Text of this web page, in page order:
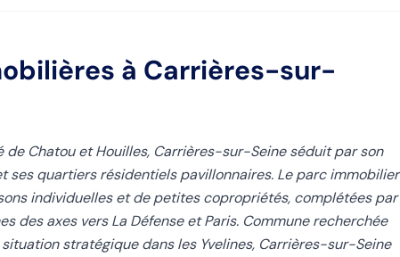
à Carrières-sur-
de Chatou et Houilles, Carrières-sur-Seine séduit par son
ses quartiers résidentiels pavillonnaires. Le parc immobilier
individuelles et de petites copropriétés, complétées par
des axes vers La Défense et Paris. Commune recherchée
stratégique dans les Yvelines, Carrières-sur-Seine